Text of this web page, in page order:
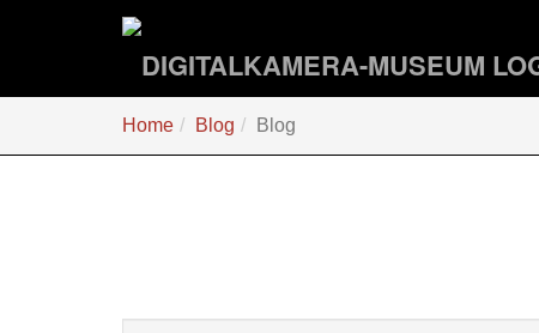
sind
Home Blog Blog